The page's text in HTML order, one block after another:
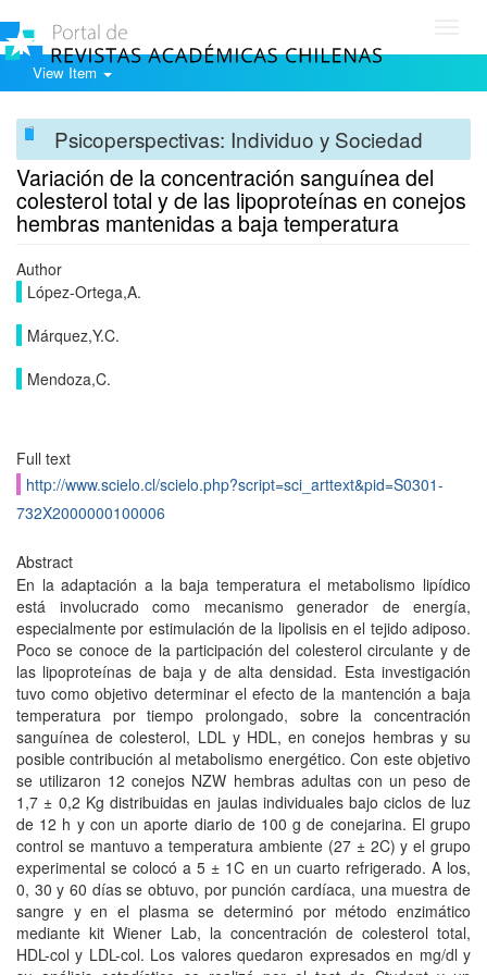
View Item
Psicoperspectivas: Individuo y Sociedad
Variación de la concentración sanguínea del
colesterol total y de las lipoproteínas en conejos
hembras mantenidas a baja temperatura
Author
López-Ortega,A.
Márquez,Y.C.
Mendoza,C.
Full text
http://www.scielo.cl/scielo.php?script=sci_arttext&pid=S0301-
732X2000000100006
Abstract
En la adaptación a la baja temperatura el metabolismo lipídico
está involucrado como mecanismo generador de energía,
especialmente por estimulación de la lipolisis en el tejido adiposo.
Poco se conoce de la participación del colesterol circulante y de
las lipoproteínas de baja y de alta densidad. Esta investigación
tuvo como objetivo determinar el efecto de la mantención a baja
temperatura por tiempo prolongado, sobre la concentración
sanguínea de colesterol, LDL y HDL, en conejos hembras y su
posible contribución al metabolismo energético. Con este objetivo
se utilizaron 12 conejos NZW hembras adultas con un peso de
1,7 ± 0,2 Kg distribuidas en jaulas individuales bajo ciclos de luz
de 12 h y con un aporte diario de 100 g de conejarina. El grupo
control se mantuvo a temperatura ambiente (27 ± 2C) y el grupo
experimental se colocó a 5 ± 1C en un cuarto refrigerado. A los,
0, 30 y 60 días se obtuvo, por punción cardíaca, una muestra de
sangre y en el plasma se determinó por método enzimático
mediante kit Wiener Lab, la concentración de colesterol total,
HDL-col y LDL-col. Los valores quedaron expresados en mg/dl y